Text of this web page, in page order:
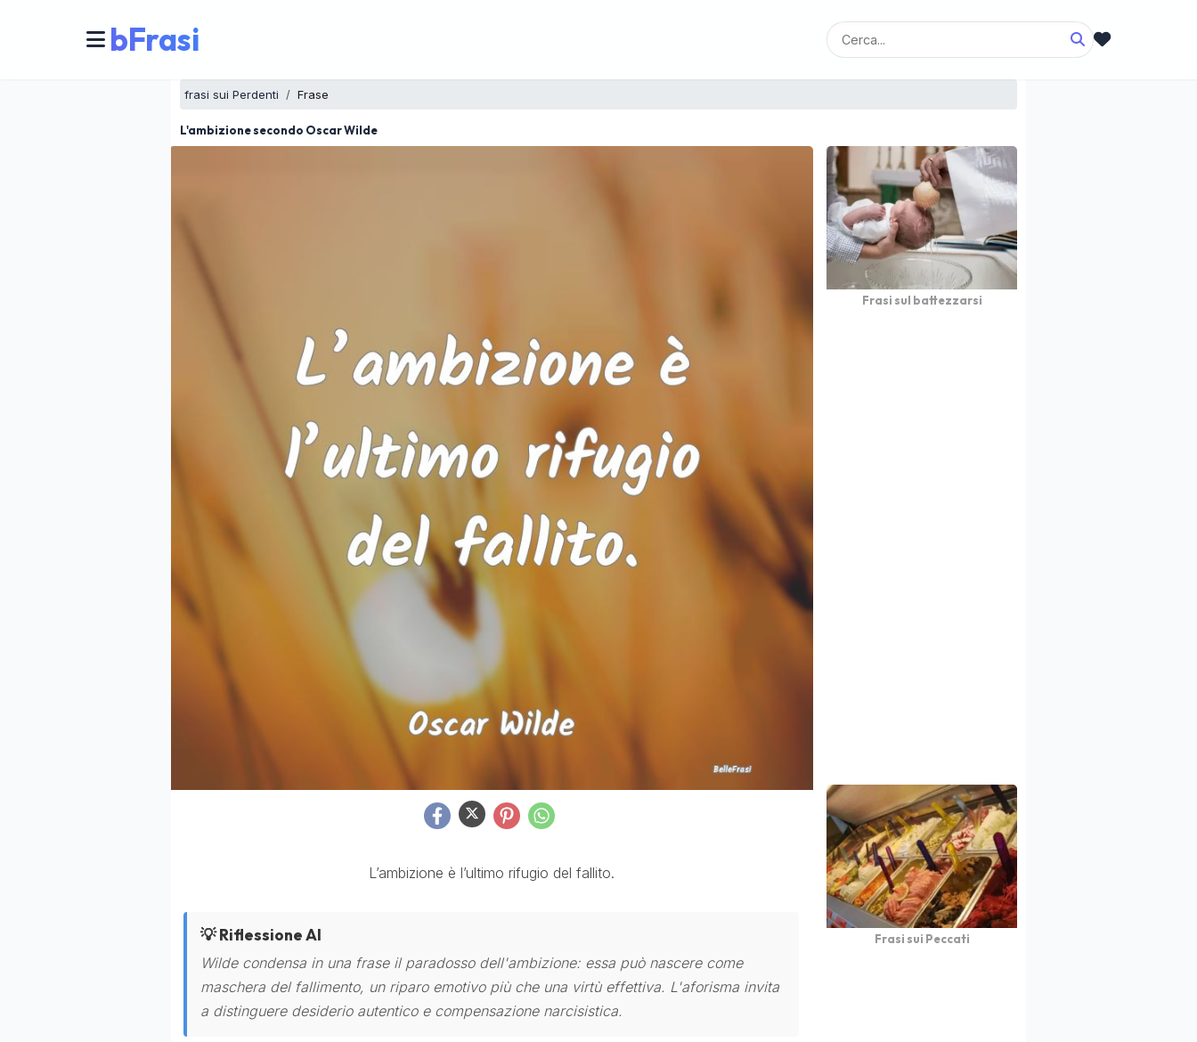
bFrasi
frasi sui Perdenti Frase
L'ambizione secondo Oscar Wilde
L’ambizione è l’ultimo rifugio del fallito.
💡 Riflessione AI
Wilde condensa in una frase il paradosso dell'ambizione: essa può nascere come
maschera del fallimento, un riparo emotivo più che una virtù effettiva. L'aforisma invita
a distinguere desiderio autentico e compensazione narcisistica.
Frasi sul battezzarsi
Frasi sui Peccati